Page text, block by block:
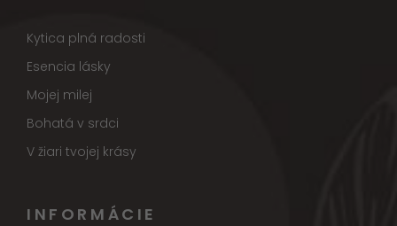
Kytica plná radosti
Esencia lásky
Mojej milej
Bohatá v srdci
V žiari tvojej krásy
INFORMÁCIE